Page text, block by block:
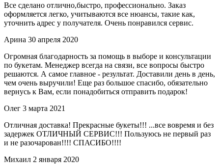
Все сделано отлично,быстро, профессионально. Заказ
оформляется легко, учитываются все нюансы, такие как,
уточнить адрес у получателя. Очень понравился сервис.
Арина 30 апреля 2020
Огромная благодарность за помощь в выборе и консультации
по букетам. Менеджер всегда на связи, все вопросы быстро
решаются. А самое главное - результат. Доставили день в день,
чем очень выручили! Еще раз большое спасибо, обязательно
вернусь к Вам, если понадобиться отправить подарок!
Олег 3 марта 2021
Отличная доставка! Прекрасные букеты!!! ...все вовремя и без
задержек ОТЛИЧНЫЙ СЕРВИС!!! Пользуюсь не первый раз
и не разочарован!!!! СПАСИБО!!!!
Михаил 2 января 2020